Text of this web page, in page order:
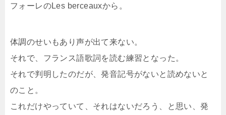
フォーレのLes berceauxから。
体調のせいもあり声が出て来ない。
それで、フランス語歌詞を読む練習となった。
それで判明したのだが、発音記号がないと読めないと
のこと。
これだけやっていて、それはないだろう、と思い、発